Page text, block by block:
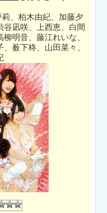
、柏木由紀、加藤夕
谷凪咲、上西恵、白間
明音、藤江れいな、
薮下柊、山田菜々、